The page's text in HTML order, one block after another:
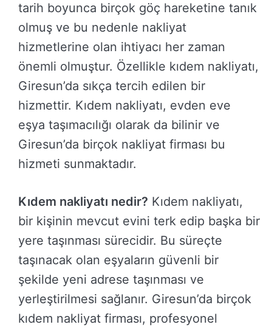
tarih boyunca birçok göç hareketine tanık
olmuş ve bu nedenle nakliyat
hizmetlerine olan ihtiyacı her zaman
önemli olmuştur. Özellikle kıdem nakliyatı,
Giresun’da sıkça tercih edilen bir
hizmettir. Kıdem nakliyatı, evden eve
eşya taşımacılığı olarak da bilinir ve
Giresun’da birçok nakliyat firması bu
hizmeti sunmaktadır.
Kıdem nakliyatı nedir? Kıdem nakliyatı,
bir kişinin mevcut evini terk edip başka bir
yere taşınması sürecidir. Bu süreçte
taşınacak olan eşyaların güvenli bir
şekilde yeni adrese taşınması ve
yerleştirilmesi sağlanır. Giresun’da birçok
kıdem nakliyat firması, profesyonel